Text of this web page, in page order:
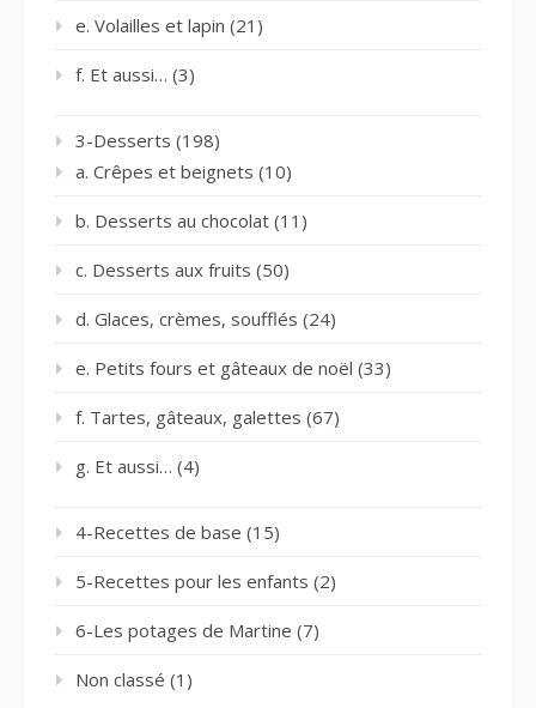
e. Volailles et lapin (21)
f. Et aussi… (3)
3-Desserts (198)
a. Crêpes et beignets (10)
b. Desserts au chocolat (11)
c. Desserts aux fruits (50)
d. Glaces, crèmes, soufflés (24)
e. Petits fours et gâteaux de noël (33)
f. Tartes, gâteaux, galettes (67)
g. Et aussi… (4)
4-Recettes de base (15)
5-Recettes pour les enfants (2)
6-Les potages de Martine (7)
Non classé (1)